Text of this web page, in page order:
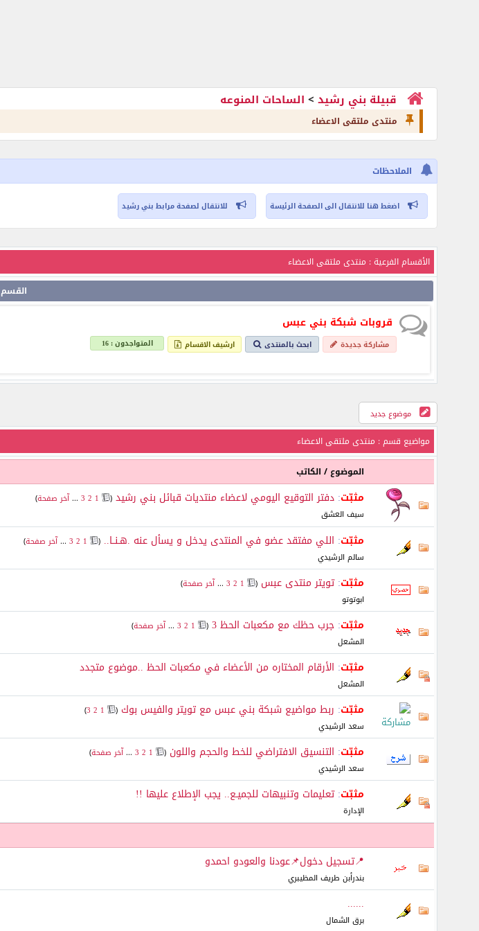
قبيلة بني رشيد > الساحات المنوعه
منتدى ملتقى الاعضاء
الملاحظات
اضغط هنا للانتقال الى الصفحة الرئيسة للانتقال لصفحة مرابط بني رشيد
الأقسام الفرعية: منتدى ملتقى الاعضاء
القسم
قروبات شبكة بني عبس
مشاركة جديدة ابحث بالمنتدى ارشيف الاقسام المتواجدون : 16
موضوع جديد
مواضيع قسم: منتدى ملتقى الاعضاء
الموضوع/ الكاتب
مثبّت: دفتر التوقيع اليومي لاعضاء منتديات قبائل بني رشيد (
1
2
3
...آخر صفحة)
سيف العشق
مثبّت: اللي مفتقد عضو في المنتدى يدخل و يسأل عنه .هـنــا.. (
1
2
3
...آخر صفحة)
سالم الرشيدي
مثبّت: تويتر منتدى عبس (
1
2
3
...آخر صفحة)
ابوتوتو
مثبّت: جرب حظك مع مكعبات الحظ 3 (
1
2
3
...آخر صفحة)
المشعل
مثبّت: الأرقام المختاره من الأعضاء في مكعبات الحظ ..موضوع متجدد
المشعل
مثبّت: ربط مواضيع شبكة بني عبس مع تويتر والفيس بوك (
1
2
3
)
سعد الرشيدي
مثبّت: التنسيق الافتراضي للخط والحجم واللون (
1
2
3
...آخر صفحة)
سعد الرشيدي
مثبّت: تعليمات وتنبيهات للجميـع.. يجب الإطلاع عليها !!
الإدارة
📍تسجيل دخول📌عودنا والعودو احمدو
بندرأبن طريف المظيبري
......
برق الشمال